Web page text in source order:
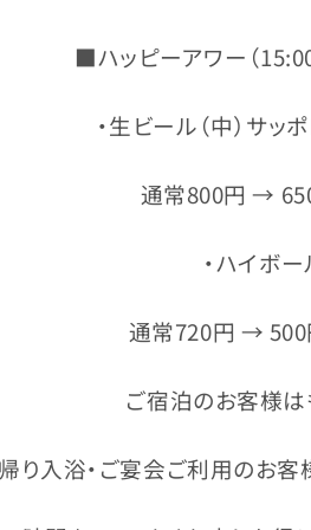
■ハッピーアワー（
・生ビール（中）サッ
通常800円 → 650
・ハイボー
通常720円 → 500
ご宿泊のお客様は
り入浴・ご宴会ご利用のお客